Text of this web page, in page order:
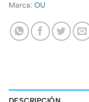
Marca: OU